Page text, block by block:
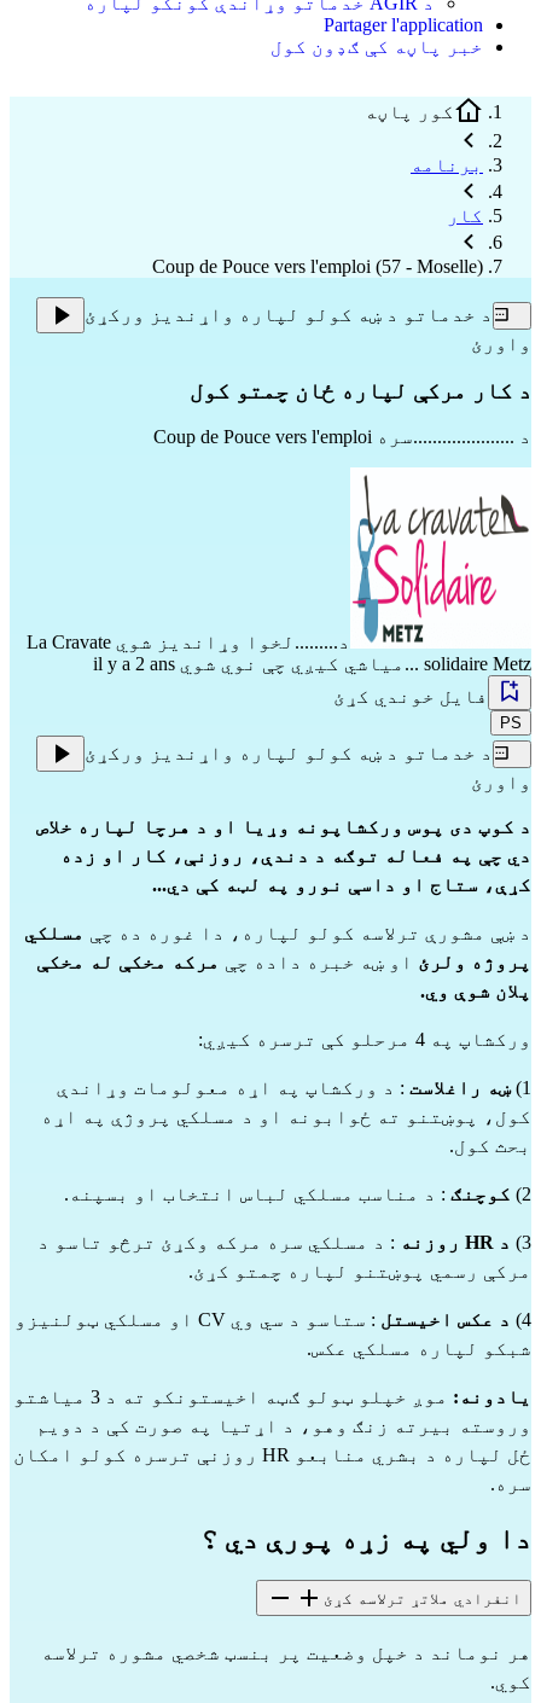
Partager l'application
خبر پاڼه کې ګډون کول
کور پاڼه
برنامه
کار
Coup de Pouce vers l'emploi (57 - Moselle)
د خدماتو د ښه کولو لپاره واړندیز ورکړئ
واورئ
د کار مرکې لپاره ځان چمتو کول
د .....................سره Coup de Pouce vers l'emploi
د.........لخوا وړاندیز شوي La Cravate
solidaire Metz ...میاشي کیږي چې نوي شوي il y a 2 ans
فایل خوندي کړئ
PS
د خدماتو د ښه کولو لپاره واړندیز ورکړئ
واورئ
د کوپ دی پوس ورکشاپونه وړیا او د هرچا لپاره خلاص
دي چې په فعاله توګه د دندې، روزنې، کار او زده
کړې، ستاج او داسې نورو په لټه کې دي...
د ښې مشورې ترلاسه کولو لپاره، دا غوره ده چې مسلکي
پروژه ولرئ او ښه خبره داده چې مرکه مخکې له مخکې
پلان شوې وي.
ورکشاپ په 4 مرحلو کې ترسره کیږي:
1) ښه راغلاست : د ورکشاپ په اړه معولومات وړاندې
کول، پوښتنو ته ځوابونه او د مسلکي پروژې په اړه
بحث کول.
2) کوچنګ : د مناسب مسلکي لباس انتخاب او بسپنه.
3) د HR روزنه
: د مسلکي سره مرکه وکړئ ترڅو تاسو د
مرکې رسمي پوښتنو لپاره چمتو کړئ.
4) د عکس اخیستل
: ستاسو د سي وي CV او مسلکي ټولنیزو
شبکو لپاره مسلکي عکس.
یادونه:
موږ خپلو ټولو ګټه اخیستونکو ته د 3 میاشتو
وروسته بیرته زنګ وهو، د اړتیا په صورت کې د دویم
ځل لپاره د بشري منابعو HR روزنې ترسره کولو امکان
سره.
دا ولي په زړه پورې دي ؟
انفرادي ملاتړ ترلاسه کړئ
هر نوماند د خپل وضعیت پر بنسټ شخصي مشوره ترلاسه
کوي.